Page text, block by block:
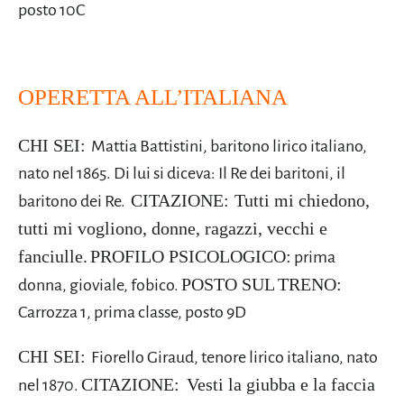
posto 10C
OPERETTA ALL’ITALIANA
CHI SEI: Mattia Battistini, baritono lirico italiano,
nato nel 1865. Di lui si diceva: Il Re dei baritoni, il
baritono dei Re. CITAZIONE: Tutti mi chiedono,
tutti mi vogliono, donne, ragazzi, vecchi e
fanciulle.PROFILO PSICOLOGICO: prima
donna, gioviale, fobico. POSTO SULTRENO:
Carrozza 1, prima classe, posto 9D
CHI SEI: Fiorello Giraud, tenore lirico italiano, nato
nel 1870. CITAZIONE: Vesti la giubba e la faccia